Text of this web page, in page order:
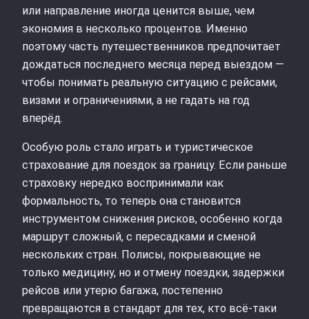
или направление иногда ценится выше, чем
экономия в несколько процентов. Именно
поэтому часть путешественников предпочитает
дождаться последнего месяца перед выездом —
чтобы понимать реальную ситуацию с рейсами,
визами и ограничениями, а не гадать на год
вперёд.
Особую роль стало играть и туристическое
страхование для поездок за границу. Если раньше
страховку нередко воспринимали как
формальность, то теперь она становится
инструментом снижения рисков, особенно когда
маршрут сложный, с пересадками и сменой
нескольких стран. Полисы, покрывающие не
только медицину, но и отмену поездки, задержки
рейсов или утерю багажа, постепенно
превращаются в стандарт для тех, кто всё‑таки